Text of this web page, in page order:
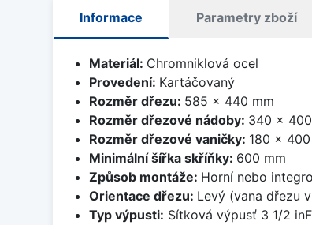
Informace Parametry zboží
Materiál: Chromniklová ocel
Provedení: Kartáčovaný
Rozměr dřezu: 585 x 440 mm
Rozměr dřezové nádoby: 340 x
Rozměr dřezové vaničky: 180 x
Minimální šířka skříňky: 600 mm
Způsob montáže: Horní nebo
Orientace dřezu: Levý (vana dřezu
Typ výpusti: Sítková výpusť 3 1/2